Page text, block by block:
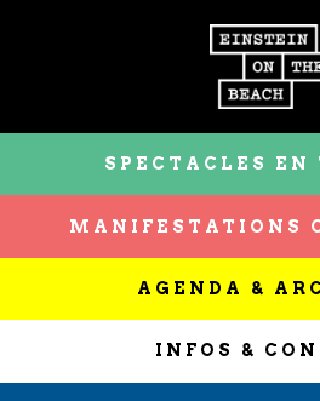
SPECTACLES EN
MANIFESTATIONS
AGENDA &
INFOS &